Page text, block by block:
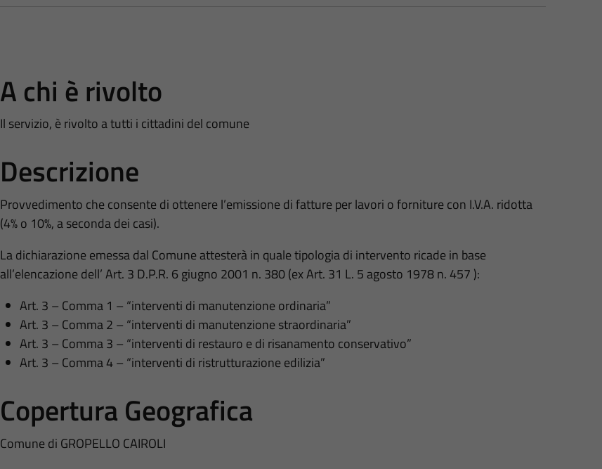
A chi è rivolto
Il servizio, è rivolto a tutti i cittadini del comune
Descrizione
Provvedimento che consente di ottenere l’emissione di fatture per lavori o forniture con I.V.A. ridotta
(4% o 10%, a seconda dei casi).
La dichiarazione emessa dal Comune attesterà in quale tipologia di intervento ricade in base
all’elencazione dell’ Art. 3 D.P.R. 6 giugno 2001 n. 380 (ex Art. 31 L. 5 agosto 1978 n. 457 ):
Art. 3 – Comma 1 – “interventi di manutenzione ordinaria”
Art. 3 – Comma 2 – “interventi di manutenzione straordinaria”
Art. 3 – Comma 3 – “interventi di restauro e di risanamento conservativo”
Art. 3 – Comma 4 – “interventi di ristrutturazione edilizia”
Copertura Geografica
Comune di GROPELLO CAIROLI